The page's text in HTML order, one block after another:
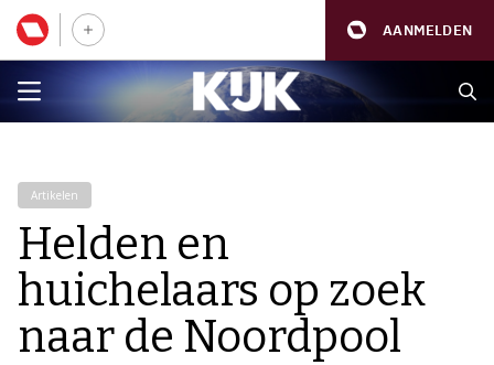
AANMELDEN
Artikelen
Helden en
huichelaars op zoek
naar de Noordpool